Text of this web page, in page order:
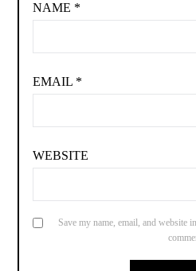
NAME *
EMAIL *
WEBSITE
Save my name, email, and website